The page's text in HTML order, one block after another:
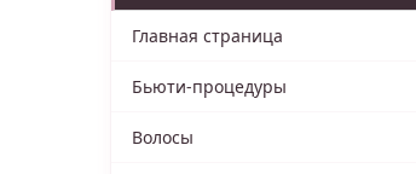
Главная страница
Бьюти-процедуры
Волосы